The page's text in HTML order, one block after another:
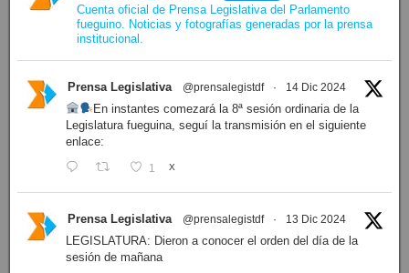
Cuenta oficial de Prensa Legislativa del Parlamento
fueguino. Noticias y fotografías generadas por la prensa
institucional.
Prensa Legislativa @prensalegistdf · 14 Dic 2024
En instantes comezará la 8ª sesión ordinaria de la
Legislatura fueguina, seguí la transmisión en el siguiente
enlace:
1 X
Prensa Legislativa @prensalegistdf · 13 Dic 2024
LEGISLATURA: Dieron a conocer el orden del día de la
sesión de mañana